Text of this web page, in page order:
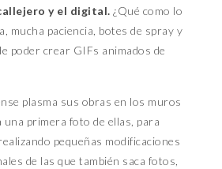
y el digital. ¿Qué como lo
mucha paciencia, botes de spray y
poder crear GIFs animados de
plasma sus obras en los muros
una primera foto de ellas, para
pequeñas modificaciones
de las que también saca fotos,